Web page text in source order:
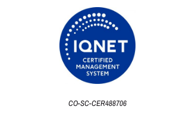
CO-SC-CER488706